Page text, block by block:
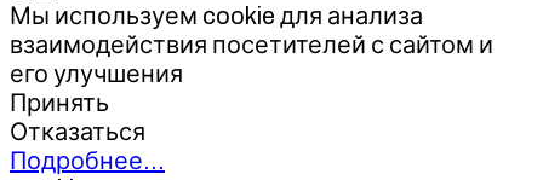
Мы используем cookie для анализа
взаимодействия посетителей с сайтом и
его улучшения
Принять
Отказаться
Подробнее…